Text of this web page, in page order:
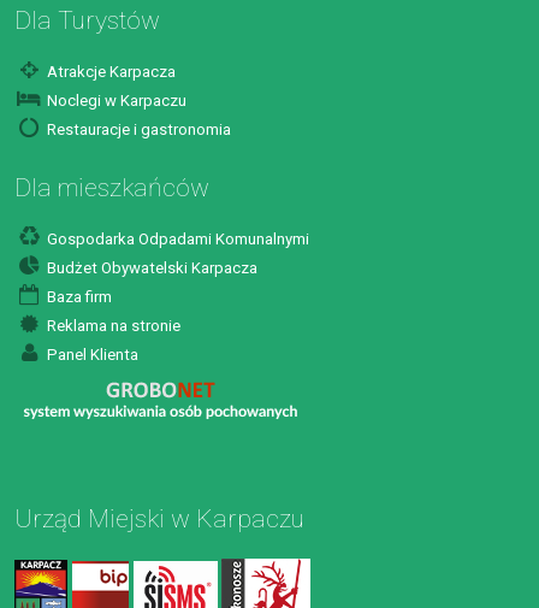
Dla Turystów
Atrakcje Karpacza
Noclegi w Karpaczu
Restauracje i gastronomia
Dla mieszkańców
Gospodarka Odpadami Komunalnymi
Budżet Obywatelski Karpacza
Baza firm
Reklama na stronie
Panel Klienta
Urząd Miejski w Karpaczu